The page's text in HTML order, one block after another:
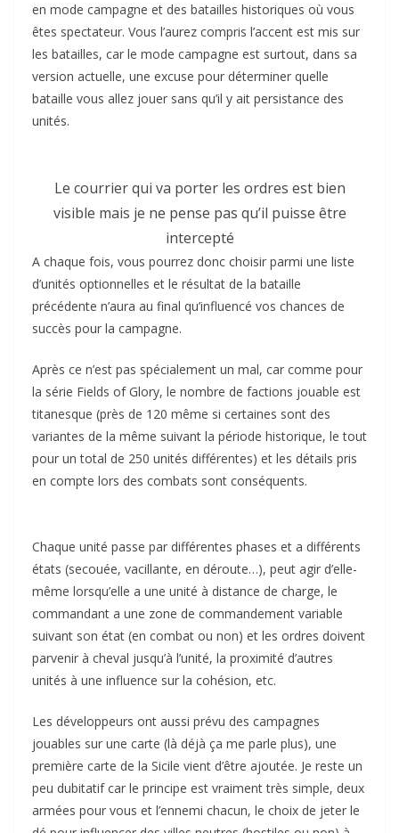
en mode campagne et des batailles historiques où vous
êtes spectateur. Vous l’aurez compris l’accent est mis sur
les batailles, car le mode campagne est surtout, dans sa
version actuelle, une excuse pour déterminer quelle
bataille vous allez jouer sans qu’il y ait persistance des
unités.
Le courrier qui va porter les ordres est bien
visible mais je ne pense pas qu’il puisse être
intercepté
A chaque fois, vous pourrez donc choisir parmi une liste
d’unités optionnelles et le résultat de la bataille
précédente n’aura au final qu’influencé vos chances de
succès pour la campagne.
Après ce n’est pas spécialement un mal, car comme pour
la série Fields of Glory, le nombre de factions jouable est
titanesque (près de 120 même si certaines sont des
variantes de la même suivant la période historique, le tout
pour un total de 250 unités différentes) et les détails pris
en compte lors des combats sont conséquents.
Chaque unité passe par différentes phases et a différents
états (secouée, vacillante, en déroute…), peut agir d’elle-
même lorsqu’elle a une unité à distance de charge, le
commandant a une zone de commandement variable
suivant son état (en combat ou non) et les ordres doivent
parvenir à cheval jusqu’à l’unité, la proximité d’autres
unités à une influence sur la cohésion, etc.
Les développeurs ont aussi prévu des campagnes
jouables sur une carte (là déjà ça me parle plus), une
première carte de la Sicile vient d’être ajoutée. Je reste un
peu dubitatif car le principe est vraiment très simple, deux
armées pour vous et l’ennemi chacun, le choix de jeter le